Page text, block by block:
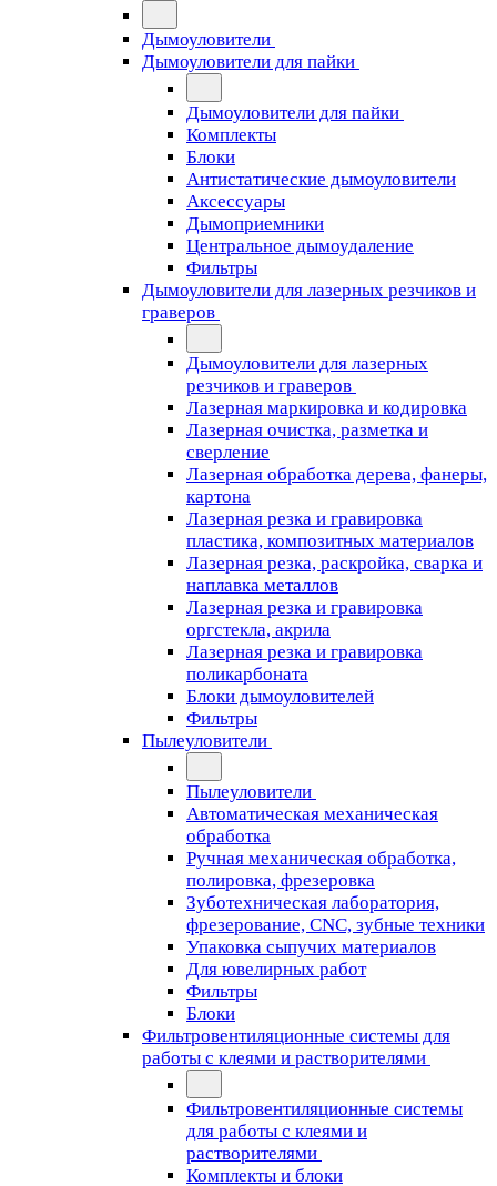
Дымоуловители
Дымоуловители для пайки
Дымоуловители для пайки
Комплекты
Блоки
Антистатические дымоуловители
Аксессуары
Дымоприемники
Центральное дымоудаление
Фильтры
Дымоуловители для лазерных резчиков и
граверов
Дымоуловители для лазерных
резчиков и граверов
Лазерная маркировка и кодировка
Лазерная очистка, разметка и
сверление
Лазерная обработка дерева, фанеры,
картона
Лазерная резка и гравировка
пластика, композитных материалов
Лазерная резка, раскройка, сварка и
наплавка металлов
Лазерная резка и гравировка
оргстекла, акрила
Лазерная резка и гравировка
поликарбоната
Блоки дымоуловителей
Фильтры
Пылеуловители
Пылеуловители
Автоматическая механическая
обработка
Ручная механическая обработка,
полировка, фрезеровка
Зуботехническая лаборатория,
фрезерование, CNC, зубные техники
Упаковка сыпучих материалов
Для ювелирных работ
Фильтры
Блоки
Фильтровентиляционные системы для
работы с клеями и растворителями
Фильтровентиляционные системы
для работы с клеями и
растворителями
Комплекты и блоки